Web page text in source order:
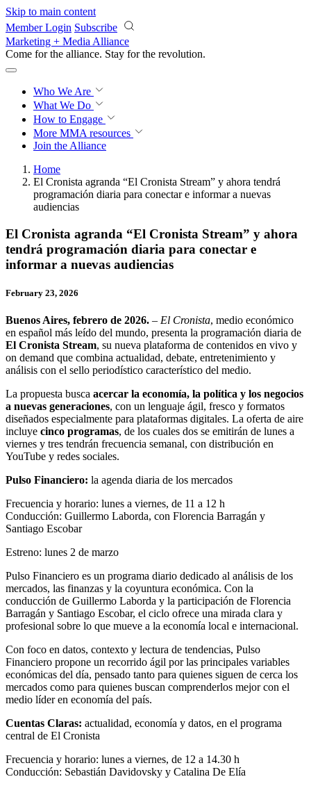
Skip to main content
Member Login Subscribe
Marketing + Media Alliance
Come for the alliance. Stay for the revolution.
Who We Are
What We Do
How to Engage
More MMA resources
Join the Alliance
Home
El Cronista agranda “El Cronista Stream” y ahora tendrá
programación diaria para conectar e informar a nuevas
audiencias
El Cronista agranda “El Cronista Stream” y ahora
tendrá programación diaria para conectar e
informar a nuevas audiencias
February 23, 2026
Buenos Aires, febrero de 2026. – El Cronista, medio económico
en español más leído del mundo, presenta la programación diaria de
El Cronista Stream, su nueva plataforma de contenidos en vivo y
on demand que combina actualidad, debate, entretenimiento y
análisis con el sello periodístico característico del medio.
La propuesta busca acercar la economía, la política y los negocios
a nuevas generaciones, con un lenguaje ágil, fresco y formatos
diseñados especialmente para plataformas digitales. La oferta de aire
incluye cinco programas, de los cuales dos se emitirán de lunes a
viernes y tres tendrán frecuencia semanal, con distribución en
YouTube y redes sociales.
Pulso Financiero: la agenda diaria de los mercados
Frecuencia y horario: lunes a viernes, de 11 a 12 h
Conducción: Guillermo Laborda, con Florencia Barragán y
Santiago Escobar
Estreno: lunes 2 de marzo
Pulso Financiero es un programa diario dedicado al análisis de los
mercados, las finanzas y la coyuntura económica. Con la
conducción de Guillermo Laborda y la participación de Florencia
Barragán y Santiago Escobar, el ciclo ofrece una mirada clara y
profesional sobre lo que mueve a la economía local e internacional.
Con foco en datos, contexto y lectura de tendencias, Pulso
Financiero propone un recorrido ágil por las principales variables
económicas del día, pensado tanto para quienes siguen de cerca los
mercados como para quienes buscan comprenderlos mejor con el
medio líder en economía del país.
Cuentas Claras: actualidad, economía y datos, en el programa
central de El Cronista
Frecuencia y horario: lunes a viernes, de 12 a 14.30 h
Conducción: Sebastián Davidovsky y Catalina De Elía